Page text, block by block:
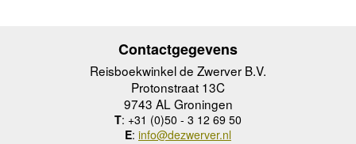
Contactgegevens
Reisboekwinkel de Zwerver B.V.
Protonstraat 13C
9743 AL Groningen
T: +31 (0)50 - 3 12 69 50
E: info@dezwerver.nl